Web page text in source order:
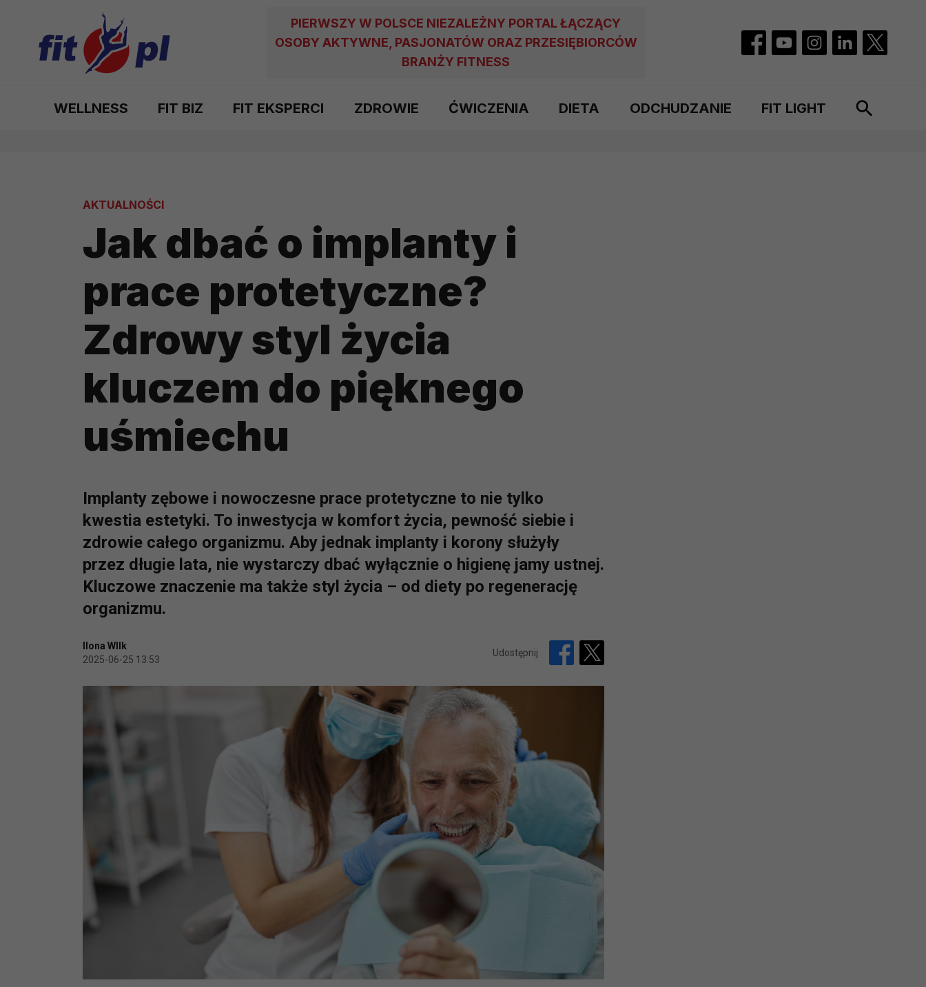
PIERWSZY W POLSCE NIEZALEŻNY PORTAL ŁĄCZĄCY
OSOBY AKTYWNE, PASJONATÓW ORAZ PRZESIĘBIORCÓW
BRANŻY FITNESS
WELLNESS FIT BIZ FIT EKSPERCI ZDROWIE ĆWICZENIA DIETA ODCHUDZANIE FIT LIGHT
AKTUALNOŚCI
Jak dbać o implanty i
prace protetyczne?
Zdrowy styl życia
kluczem do pięknego
uśmiechu
Implanty zębowe i nowoczesne prace protetyczne to nie tylko
kwestia estetyki. To inwestycja w komfort życia, pewność siebie i
zdrowie całego organizmu. Aby jednak implanty i korony służyły
przez długie lata, nie wystarczy dbać wyłącznie o higienę jamy ustnej.
Kluczowe znaczenie ma także styl życia – od diety po regenerację
organizmu.
Ilona WIlk
2025-06-25 13:53
Udostępnij